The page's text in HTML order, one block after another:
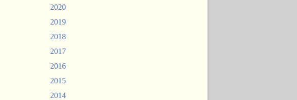
2020
2019
2018
2017
2016
2015
2014